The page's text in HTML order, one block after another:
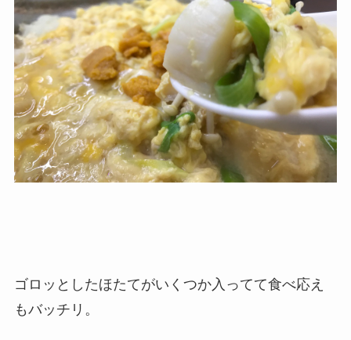
ゴロッとしたほたてがいくつか入ってて食べ応え
もバッチリ。